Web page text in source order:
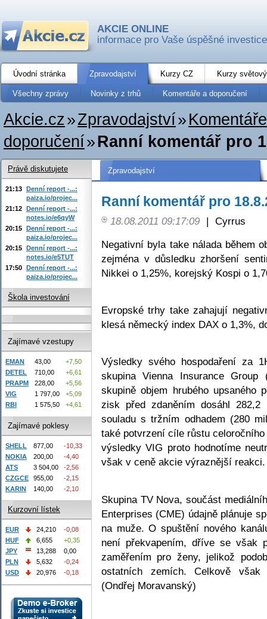
AKCIE ONLINE
informace pro Vaše úspěšné investice
Úvodní stránka Zpravodajství Kurzy CZ Kurzy
Všechny zprávy Novinky z trhů Komentáře a doporučení
Akcie.cz»Zpravodajství»
doporučení»Ranní komentář pro
Zpravodajství
Ranní komentář pro
18.08.2011 09:17:09 | Cyrrus
Negativní byla take nálada během
zejména v důsledku zhoršení
Nikkei o 1,25%, korejský Kospi o
Evropské trhy take zahajují
klesá německý index DAX o 1,3%,
Výsledky svého hospodaření za
skupina Vienna Insurance
skupině objem hrubého upsaného
zisk před zdaněním dosáhl
souladu s tržním odhadem (280
také potvrzení cíle růstu
výsledky VIG proto hodnotíme
však v ceně akcie výraznější
Skupina TV Nova, součást
Enterprises (CME) údajně plánuje
na muže. O spuštění nového
není překvapením, dříve se však
zaměřením pro ženy, jelikož
ostatních zemích. Celkově však
(Ondřej Moravanský)
Právě diskutujete
21:13 Denní report -...:
paiza.io/projec...
21:12 Denní report -...:
notes.io/e6qyW
20:15 Denní report -...:
paiza.io/projec...
20:15 Denní report -...:
notes.io/e5TUT
17:50 Denní report -...:
paiza.io/projec...
Škola investování
Zajímavé vzestupy
EMAN 43,00
+7,50
DETEL
710,00
+6,61
PRAPM
228,00
+5,56
VIG
1 797,00
+5,09
RBI
1 575,50 +4,61
Zajímavé poklesy
SHELL 877,00
-10,33
NOKIA
200,00
-4,40
ATS
3 504,00
-2,56
CZGCE
955,00
-2,15
KARIN
140,00 -2,10
Kurzovní lístek
EUR 24,210
-0,08
HUF
6,655
+0,35
JPY
13,288
0,00
PLN
5,632
-0,24
USD
20,976 -0,18